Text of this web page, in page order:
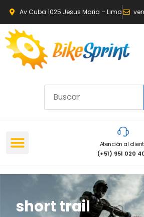
Av Cuba 1025 Jesus Maria – Lima
Atención al
(+51) 951 020
short trail